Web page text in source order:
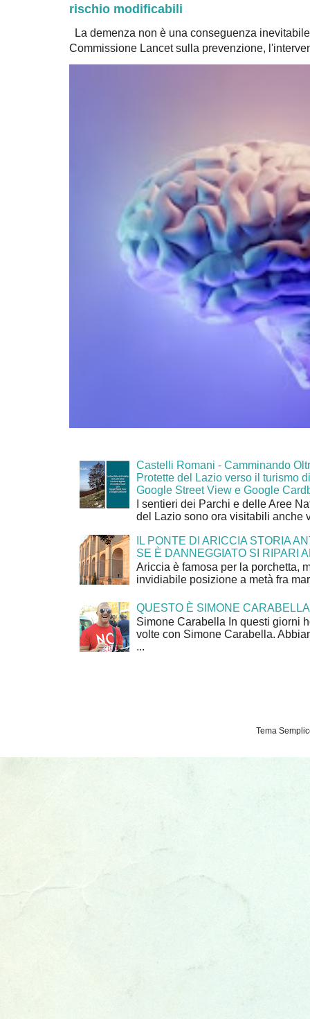
rischio modificabili
La demenza non è una conseguenza
Commissione Lancet sulla prevenzione,
Castelli Romani - Camminando
Protette del Lazio verso il turismo
Google Street View e Google
I sentieri dei Parchi e delle Aree
del Lazio sono ora visitabili anche
IL PONTE DI ARICCIA STORIA
SE È DANNEGGIATO SI RIPARI
Ariccia è famosa per la porchetta,
invidiabile posizione a metà fra
QUESTO È SIMONE CARABELLA
Simone Carabella In questi giorni
volte con Simone Carabella.
...
Tema